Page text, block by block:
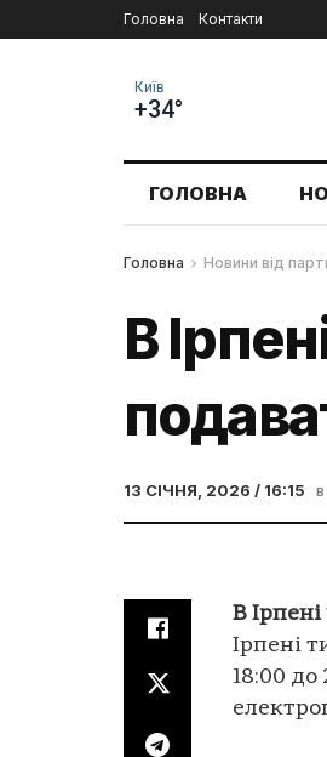
Головна Контакти
Київ
+34°
ГОЛОВНА
Головна Новини від
В
13 СІЧНЯ, 2026 / 16:15 в
В
Ірпені
18:00 до